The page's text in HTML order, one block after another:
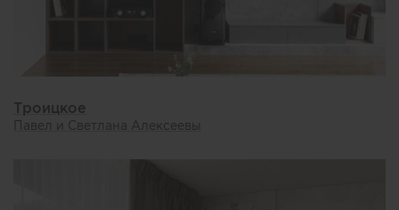
Троицкое
Павел и Светлана Алексеевы